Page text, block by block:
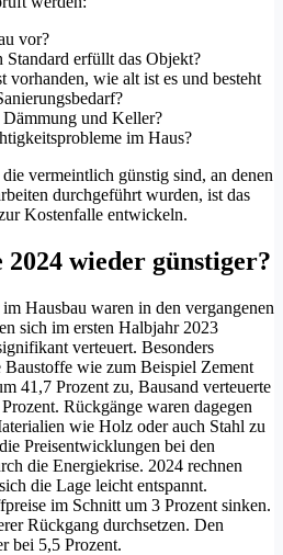
vor?
Standard erfüllt das Objekt?
vorhanden, wie alt ist es und besteht
und Keller?
im Haus?
vermeintlich günstig sind, an denen
durchgeführt wurden, ist das
Kostenfalle entwickeln.
wieder günstiger?
Hausbau waren in den vergangenen
sich im ersten Halbjahr 2023
verteuert. Besonders
wie zum Beispiel Zement
41,7 Prozent zu, Bausand verteuerte
Rückgänge waren dagegen
wie Holz oder auch Stahl zu
Preisentwicklungen bei den
die Energiekrise. 2024 rechnen
die Lage leicht entspannt.
im Schnitt um 3 Prozent sinken.
Rückgang durchsetzen. Den
bei 5,5 Prozent.